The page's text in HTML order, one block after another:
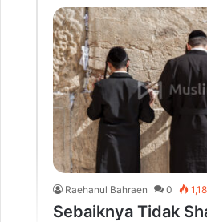
Raehanul Bahraen 0
Sebaiknya Tidak